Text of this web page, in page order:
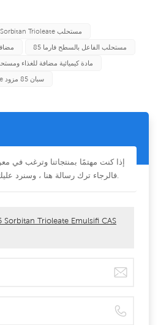
مستحضرات التجميل الصف تمتد 85 Sorbitan Trioleate مستحلب
مستحلب الفاعل بالسطح فارما 85
مادة كيميائية مضافة للغذاء
الجملة مستحلب Sorbitan Trioleate سبان 85 مزود
إذا كنت مهتمًا بمنتجاتنا وترغب في
فالرجاء ترك رسالة هنا ، وسنرد عليك في أقرب وقت ممكن.